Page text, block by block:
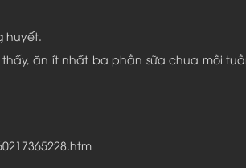
huyết.
ăn ít nhất ba phần sữa chua mỗi